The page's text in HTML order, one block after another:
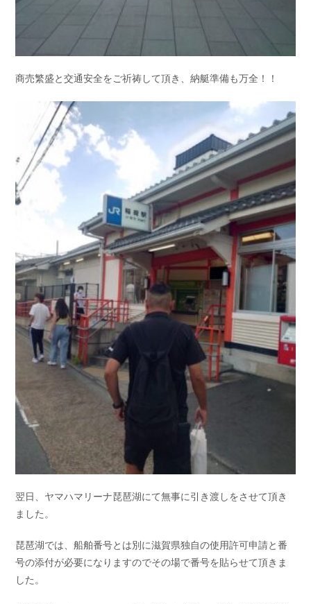
商売繁盛と交通安全をご祈祷して頂き、納艇準備も万全！！
翌日、ヤマハマリーナ琵琶湖にて無事に引き渡しをさせて頂き
ました。
琵琶湖では、船舶番号とは別に滋賀県独自の使用許可申請と番
号の添付が必要になりますのでその場で番号を貼らせて頂きま
した。